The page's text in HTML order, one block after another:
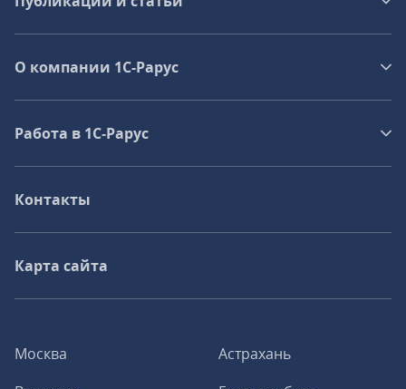
Москва
Астрахань
О компании 1C-Рарус
Работа в 1С‑Рарус
Контакты
Карта сайта